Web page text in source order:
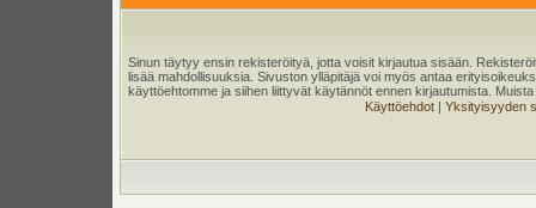
Sinun täytyy ensin rekisteröityä, jotta voisit kirjautua sisään.
lisää mahdollisuuksia. Sivuston ylläpitäjä voi myös antaa
käyttöehtomme ja siihen liittyvät käytännöt ennen kirjautumista.
Käyttöehdot| Yksityisyyden